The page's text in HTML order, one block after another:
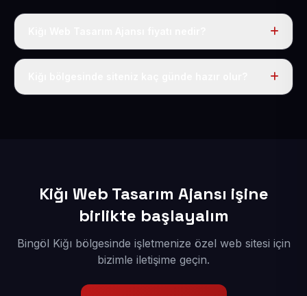
Tek fiyat uygulanır: yıllık 50 USD + KDV. Bu bedele alan
Kiğı Web Tasarım Ajansı işine
birlikte başlayalım
Bingöl Kiğı bölgesinde işletmenize özel web sitesi için
bizimle iletişime geçin.